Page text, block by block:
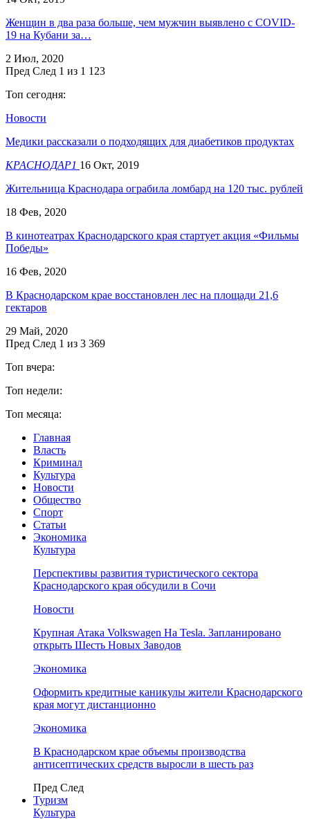
Женщин в два раза больше, чем мужчин выявлено с COVID-
19 на Кубани за…
2 Июл, 2020
Пред След 1 из 1 123
Топ сегодня:
Новости
Медики рассказали о подходящих для диабетиков продуктах
КРАСНОДАР1 16 Окт, 2019
Жительница Краснодара ограбила ломбард на 120 тыс. рублей
18 Фев, 2020
В кинотеатрах Краснодарского края стартует акция «Фильмы
Победы»
16 Фев, 2020
В Краснодарском крае восстановлен лес на площади 21,6
гектаров
29 Май, 2020
Пред След 1 из 3 369
Топ вчера:
Топ недели:
Топ месяца:
Главная
Власть
Криминал
Культура
Новости
Общество
Спорт
Статьи
Экономика
Культура
Перспективы развития туристического сектора
Краснодарского края обсудили в Сочи
Новости
Крупная Атака Volkswagen На Tesla. Запланировано
открыть Шесть Новых Заводов
Экономика
Оформить кредитные каникулы жители Краснодарского
края могут дистанционно
Экономика
В Краснодарском крае объемы производства
антисептических средств выросли в шесть раз
Пред След
Туризм
Культура